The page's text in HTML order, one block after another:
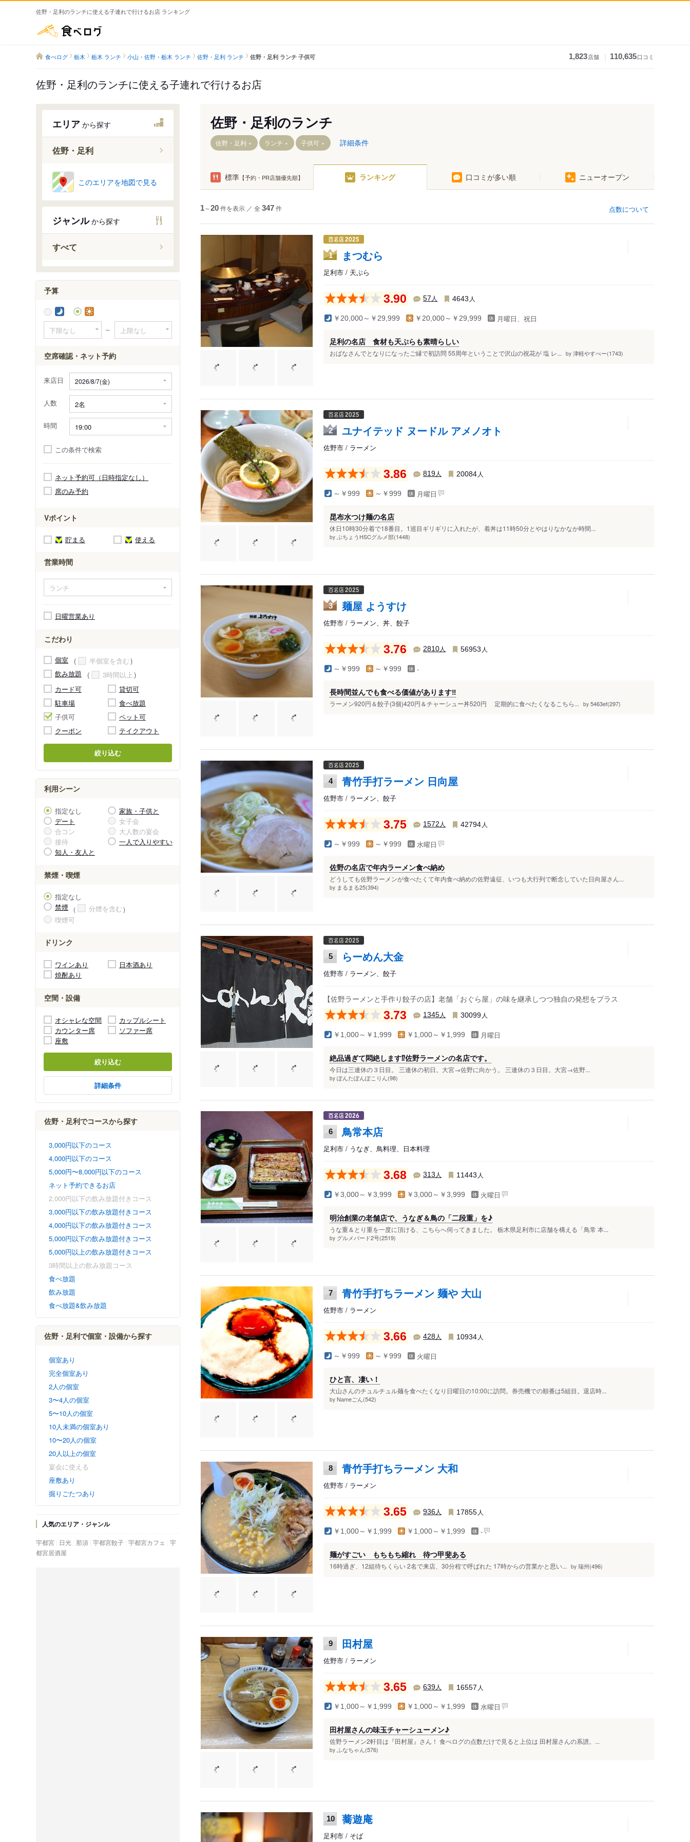
佐野・足利のランチに使える子連れで行けるお店 ランキング
食べログ 栃木 栃木 ランチ 小山・佐野・栃木 ランチ 佐野・足利 ランチ 佐野・足利 ランチ 子供可 1,823店舗 110,635口コミ
佐野・足利のランチに使える子連れで行けるお店
エリア から探す
佐野・足利
小俣駅
足利駅
あしかがフラワーパーク駅
富田駅
県駅
福居駅
田島駅
佐野市駅
田沼駅
このエリアを地図で見る
ジャンルから探す
すべて
予算
～
空席確認・ネット予約
来店日
人数
時間
この条件で検索
ネット予約可（日時指定なし）
席のみ予約
Vポイント
貯まる 使える
営業時間
日曜営業あり
こだわり
個室
半個室を含む
飲み放題
3時間以上
カード可
貸切可
駐車場
食べ放題
子供可
ペット可
クーポン
テイクアウト
絞り込む
利用シーン
指定なし
家族・子供と
デート
女子会
合コン
大人数の宴会
接待
一人で入りやすい
知人・友人と
禁煙・喫煙
指定なし
禁煙
分煙を含む
喫煙可
ドリンク
ワインあり
日本酒あり
焼酎あり
空間・設備
オシャレな空間
カップルシート
カウンター席
ソファー席
座敷
絞り込む
詳細条件
佐野・足利でコースから探す
3,000円以下のコース
4,000円以下のコース
5,000円〜8,000円以下のコース
ネット予約できるお店
2,000円以下の飲み放題付きコース
3,000円以下の飲み放題付きコース
4,000円以下の飲み放題付きコース
5,000円以下の飲み放題付きコース
5,000円以上の飲み放題付きコース
3時間以上の飲み放題コース
食べ放題
飲み放題
食べ放題&飲み放題
佐野・足利で個室・設備から探す
個室あり
完全個室あり
2人の個室
3〜4人の個室
5〜10人の個室
10人未満の個室あり
10〜20人の個室
20人以上の個室
宴会に使える
座敷あり
掘りごたつあり
人気のエリア・ジャンル
宇都宮 日光 那須 宇都宮餃子 宇都宮カフェ
宇
都宮居酒屋
佐野・足利のランチ
佐野・足利 ランチ 子供可 詳細条件
標準【予約・PR店舗優先順】 ランキング 口コミが多い順 ニューオープン
点数について
1～20件を表示 ／ 全 347件
1 まつむら
足利市 / 天ぷら
3.90 57人 4643 人
￥20,000～￥29,999 ￥20,000～￥29,999 月曜日、祝日
足利の名店 食材も天ぷらも素晴らしい
おばなさんでとなりになったご縁で初訪問 55周年ということで沢山の祝花が 塩 レ... by 津軽やすべー(1743)
2 ユナイテッド ヌードル アメノオト
佐野市 / ラーメン
3.86 819人 20084 人
～￥999 ～￥999 月曜日
昆布水つけ麺の名店
休日10時30分着で18番目。1巡目ギリギリに入れたが、着丼は11時50分とやはりなかなか時間...
by ぶちょうHSCグルメ部(1448)
3 麺屋 ようすけ
佐野市 / ラーメン、丼、餃子
3.76 2810人 56953 人
～￥999 ～￥999 -
長時間並んでも食べる価値があります‼️
ラーメン920円＆餃子(3個)420円＆チャーシュー丼520円 定期的に食べたくなるこちら... by 5463ef(297)
4 青竹手打ラーメン 日向屋
佐野市 / ラーメン、餃子
3.75 1572人 42794 人
～￥999 ～￥999 水曜日
佐野の名店で年内ラーメン食べ納め
どうしても佐野ラーメンが食べたくて年内食べ納めの佐野遠征、いつも大行列で断念していた日向屋さん...
by まるまる25(394)
5 らーめん大金
佐野市 / ラーメン、餃子
【佐野ラーメンと手作り餃子の店】老舗「おぐら屋」の味を継承しつつ独自の発想をプラス
3.73 1345人 30099 人
￥1,000～￥1,999 ￥1,000～￥1,999 月曜日
絶品過ぎて悶絶します⁉︎佐野ラーメンの名店です。
今日は三連休の３日目。 三連休の初日。大宮→佐野に向かう。 三連休の３日目。大宮→佐野...
by ぽんたぽんぽこりん(98)
6 鳥常本店
足利市 / うなぎ、鳥料理、日本料理
3.68 313人 11443 人
￥3,000～￥3,999 ￥3,000～￥3,999 火曜日
明治創業の老舗店で、うなぎ＆鳥の「二段重」を♪
うな重＆とり重を一度に頂ける、こちらへ伺ってきました。 栃木県足利市に店舗を構える「鳥常 本...
by グルメバード2号(2519)
7 青竹手打ちラーメン 麺や 大山
佐野市 / ラーメン
3.66 428人 10934 人
～￥999 ～￥999 火曜日
ひと言、凄い！
大山さんのチュルチュル麺を食べたくなり日曜日の10:00に訪問。券売機での順番は5組目。退店時...
by Nameごん(542)
8 青竹手打ちラーメン 大和
佐野市 / ラーメン
3.65 936人 17855 人
￥1,000～￥1,999 ￥1,000～￥1,999 -
麺がすごい もちもち縮れ 待つ甲斐ある
16時過ぎ、12組待ちくらい 2名で来店、30分程で呼ばれた 17時からの営業かと思い... by 瑞州(496)
9 田村屋
佐野市 / ラーメン
3.65 639人 16557 人
￥1,000～￥1,999 ￥1,000～￥1,999 水曜日
田村屋さんの味玉チャーシューメン♪
佐野ラーメン2軒目は『田村屋』さん！ 食べログの点数だけで見ると上位は 田村屋さんの系譜。...
by ふなちゃん(576)
10 蕎遊庵
足利市 / そば